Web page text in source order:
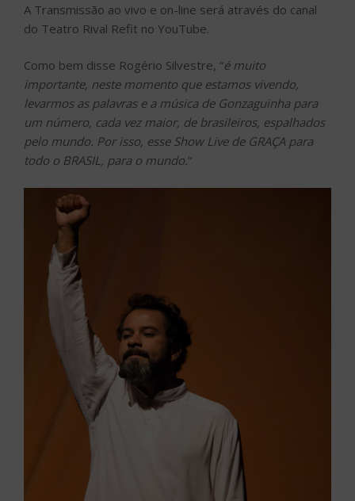
A Transmissão ao vivo e on-line será através do canal
do Teatro Rival Refit no YouTube.
Como bem disse Rogério Silvestre, “é muito
importante, neste momento que estamos vivendo,
levarmos as palavras e a música de Gonzaguinha para
um número, cada vez maior, de brasileiros, espalhados
pelo mundo. Por isso, esse Show Live de GRAÇA para
todo o BRASIL, para o mundo.”